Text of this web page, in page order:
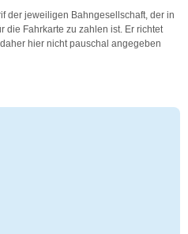
der jeweiligen Bahngesellschaft, der in
die Fahrkarte zu zahlen ist. Er richtet
hier nicht pauschal angegeben